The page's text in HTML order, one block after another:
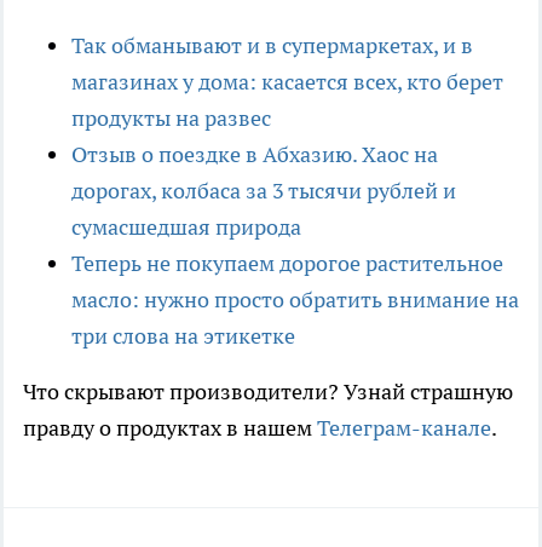
Так обманывают и в супермаркетах, и в
магазинах у дома: касается всех, кто берет
продукты на развес
Отзыв о поездке в Абхазию. Хаос на
дорогах, колбаса за 3 тысячи рублей и
сумасшедшая природа
Теперь не покупаем дорогое растительное
масло: нужно просто обратить внимание на
три слова на этикетке
Что скрывают производители? Узнай страшную
правду о продуктах в нашемТелеграм-канале.